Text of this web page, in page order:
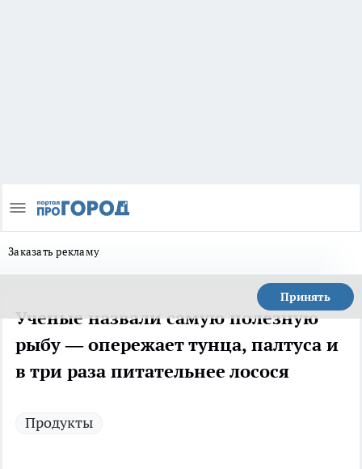
Заказать рекламу
Принять
Ученые назвали самую полезную
рыбу — опережает тунца, палтуса и
в три раза питательнее лосося
Продукты